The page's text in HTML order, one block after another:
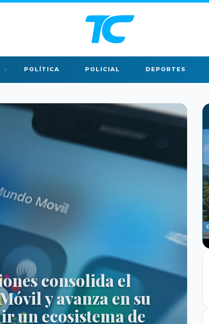
POLÍTICA POLICIAL DEPORTES
consolida el
y avanza en su
un ecosistema de